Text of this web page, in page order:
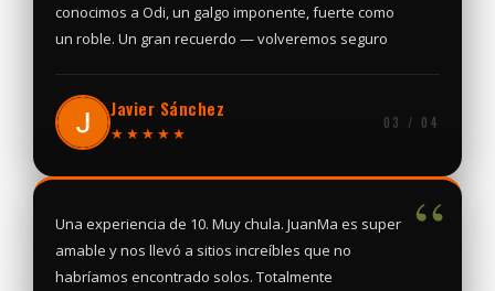
conocimos a Odi, un galgo imponente, fuerte como
un roble. Un gran recuerdo — volveremos seguro
Javier Sánchez
★★★★★
03 / 04
“
Una experiencia de 10. Muy chula. JuanMa es super
amable y nos llevó a sitios increíbles que no
habríamos encontrado solos. Totalmente